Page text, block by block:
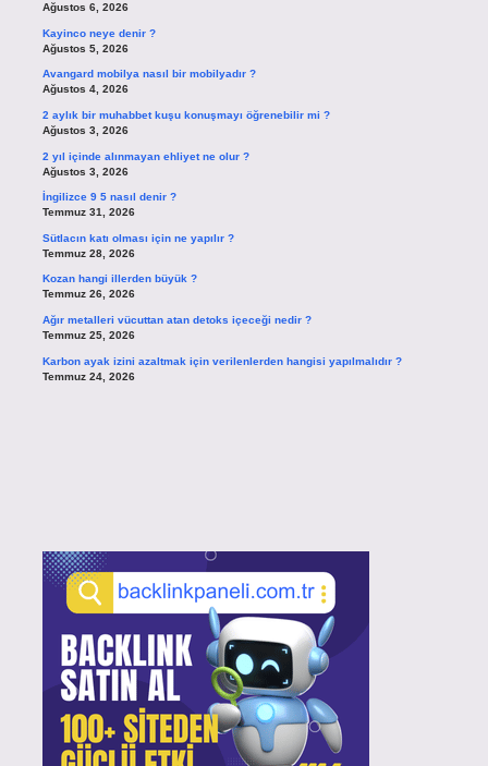
Ağustos 6, 2026
Kayinco neye denir ?
Ağustos 5, 2026
Avangard mobilya nasıl bir mobilyadır ?
Ağustos 4, 2026
2 aylık bir muhabbet kuşu konuşmayı öğrenebilir mi ?
Ağustos 3, 2026
2 yıl içinde alınmayan ehliyet ne olur ?
Ağustos 3, 2026
İngilizce 9 5 nasıl denir ?
Temmuz 31, 2026
Sütlacın katı olması için ne yapılır ?
Temmuz 28, 2026
Kozan hangi illerden büyük ?
Temmuz 26, 2026
Ağır metalleri vücuttan atan detoks içeceği nedir ?
Temmuz 25, 2026
Karbon ayak izini azaltmak için verilenlerden hangisi yapılmalıdır ?
Temmuz 24, 2026